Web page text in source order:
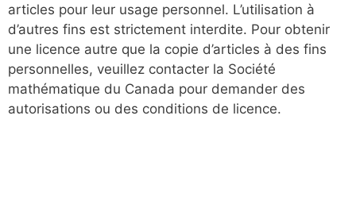
articles pour leur usage personnel. L’utilisation à
d’autres fins est strictement interdite. Pour obtenir
une licence autre que la copie d’articles à des fins
personnelles, veuillez contacter la Société
mathématique du Canada pour demander des
autorisations ou des conditions de licence.